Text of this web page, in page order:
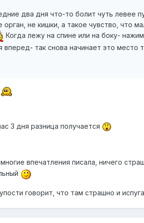
два дня что-то болит чуть левее
не кишки, а такое чувство, что
Когда лежу на спине или на боку-
так снова начинает это место
3 дня разница получается
впечатления писала, ничего
говорит, что там страшно и